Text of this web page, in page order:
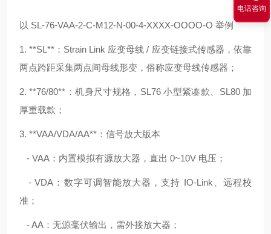
以 SL-76-VAA-2-C-M12-N-00-4-XXXX-OOOO-O 举例
1. **SL**：Strain Link 应变母线 / 应变链接式传感器，依靠
两点跨距采集两点间母线形变，俗称应变母线传感器；
2. **76/80**：机身尺寸规格，SL76 小型紧凑款、SL80 加
厚重载款；
3. **VAA/VDA/AA**：信号放大版本
- VAA：内置模拟有源放大器，直出 0~10V 电压；
- VDA：数字可调智能放大器，支持 IO-Link、远程校
准；
- AA：无源毫伏输出，需外接放大器；
电话咨询